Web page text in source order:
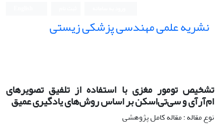
نشریه علمی مهندسی پزشکی زیستی
تشخیص تومور مغزی با استفاده از تلفیق تصویرهای
ام‌آرآی و سی‌تی‌اسکن بر اساس روش‌های یادگیری عمیق
نوع مقاله : مقاله کامل پژوهشی